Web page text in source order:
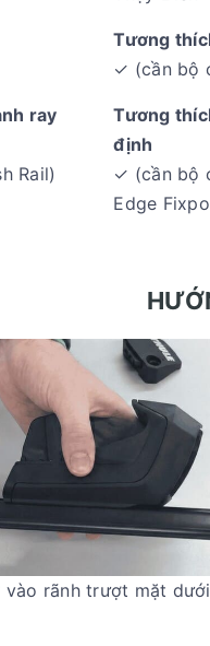
Tương
✓ (cần bộ
ray
Rail)
Tương
định
✓ (cần bộ
Edge
vào rãnh trượt mặt